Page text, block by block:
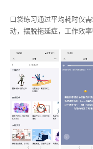
口袋练习通过平均耗时仅
动，摆脱拖延症，工作效率